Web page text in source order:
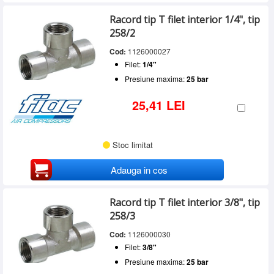
Racord tip T filet interior 1/4", tip
258/2
Cod: 1126000027
Filet:1/4"
Presiune maxima:25 bar
25,41 LEI
Stoc limitat
Adauga in cos
Racord tip T filet interior 3/8", tip
258/3
Cod: 1126000030
Filet:3/8"
Presiune maxima:25 bar